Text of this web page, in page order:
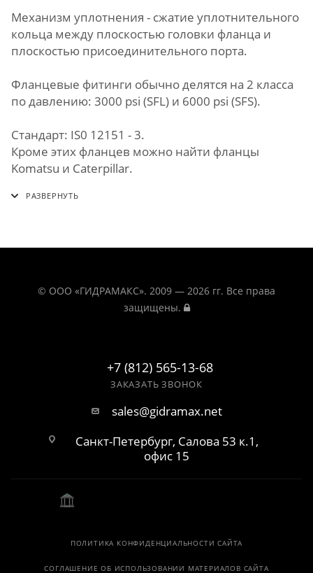
Механизм уплотнения - сжатие уплотнительного
кольца между плоскостью головки фланца и
плоскостью присоединительного порта.
Фланцевые фитинги обычно делятся на 2 класса
по давлению: 3000 psi (SFL) и 6000 psi (SFS).
Стандарт: IS0 12151 - 3.
Кроме этих фланцев можно найти фланцы
Komatsu и Caterpillar.
© ООО «ГИДРАМАКС». 2009 — 2026 гг. Все права
защищены.
+7 (812) 565-13-68
ЗАКАЗАТЬ ЗВОНОК
sales@gidramax.net
Санкт-Петербург, Салова 53 к.1,
офис 15
ПОЛИТИКА КОНФИДЕНЦИАЛЬНОСТИ САЙТА
СОГЛАШЕНИЕ ОБ ИСПОЛЬЗОВАНИИ МАТЕРИАЛОВ САЙТА